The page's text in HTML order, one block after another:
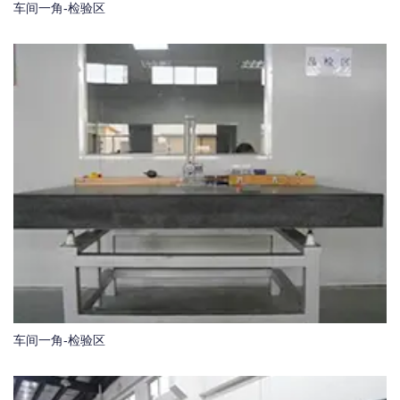
车间一角-检验区
车间一角-检验区